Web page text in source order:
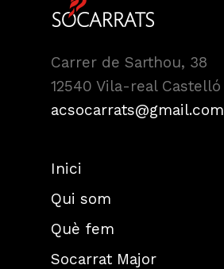
Carrer de Sarthou, 38
12540 Vila-real Castelló
acsocarrats@gmail.com
Inici
Qui som
Què fem
Socarrat Major